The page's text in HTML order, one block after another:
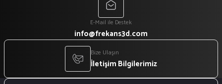
E-Mail ile Destek
info@frekans3d.com
Bize Ulaşın
İletişim Bilgilerimiz